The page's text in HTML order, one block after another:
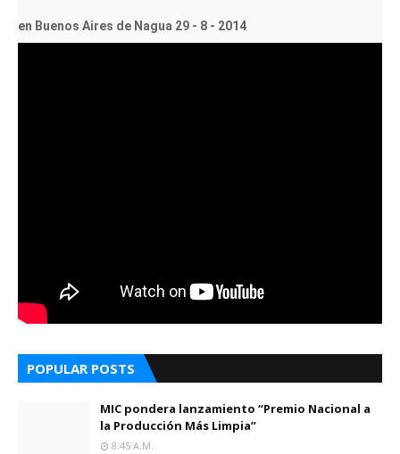
en Buenos Aires de Nagua 29 - 8 - 2014
POPULAR POSTS
MIC pondera lanzamiento “Premio Nacional a
la Producción Más Limpia”
8:45 A.m.